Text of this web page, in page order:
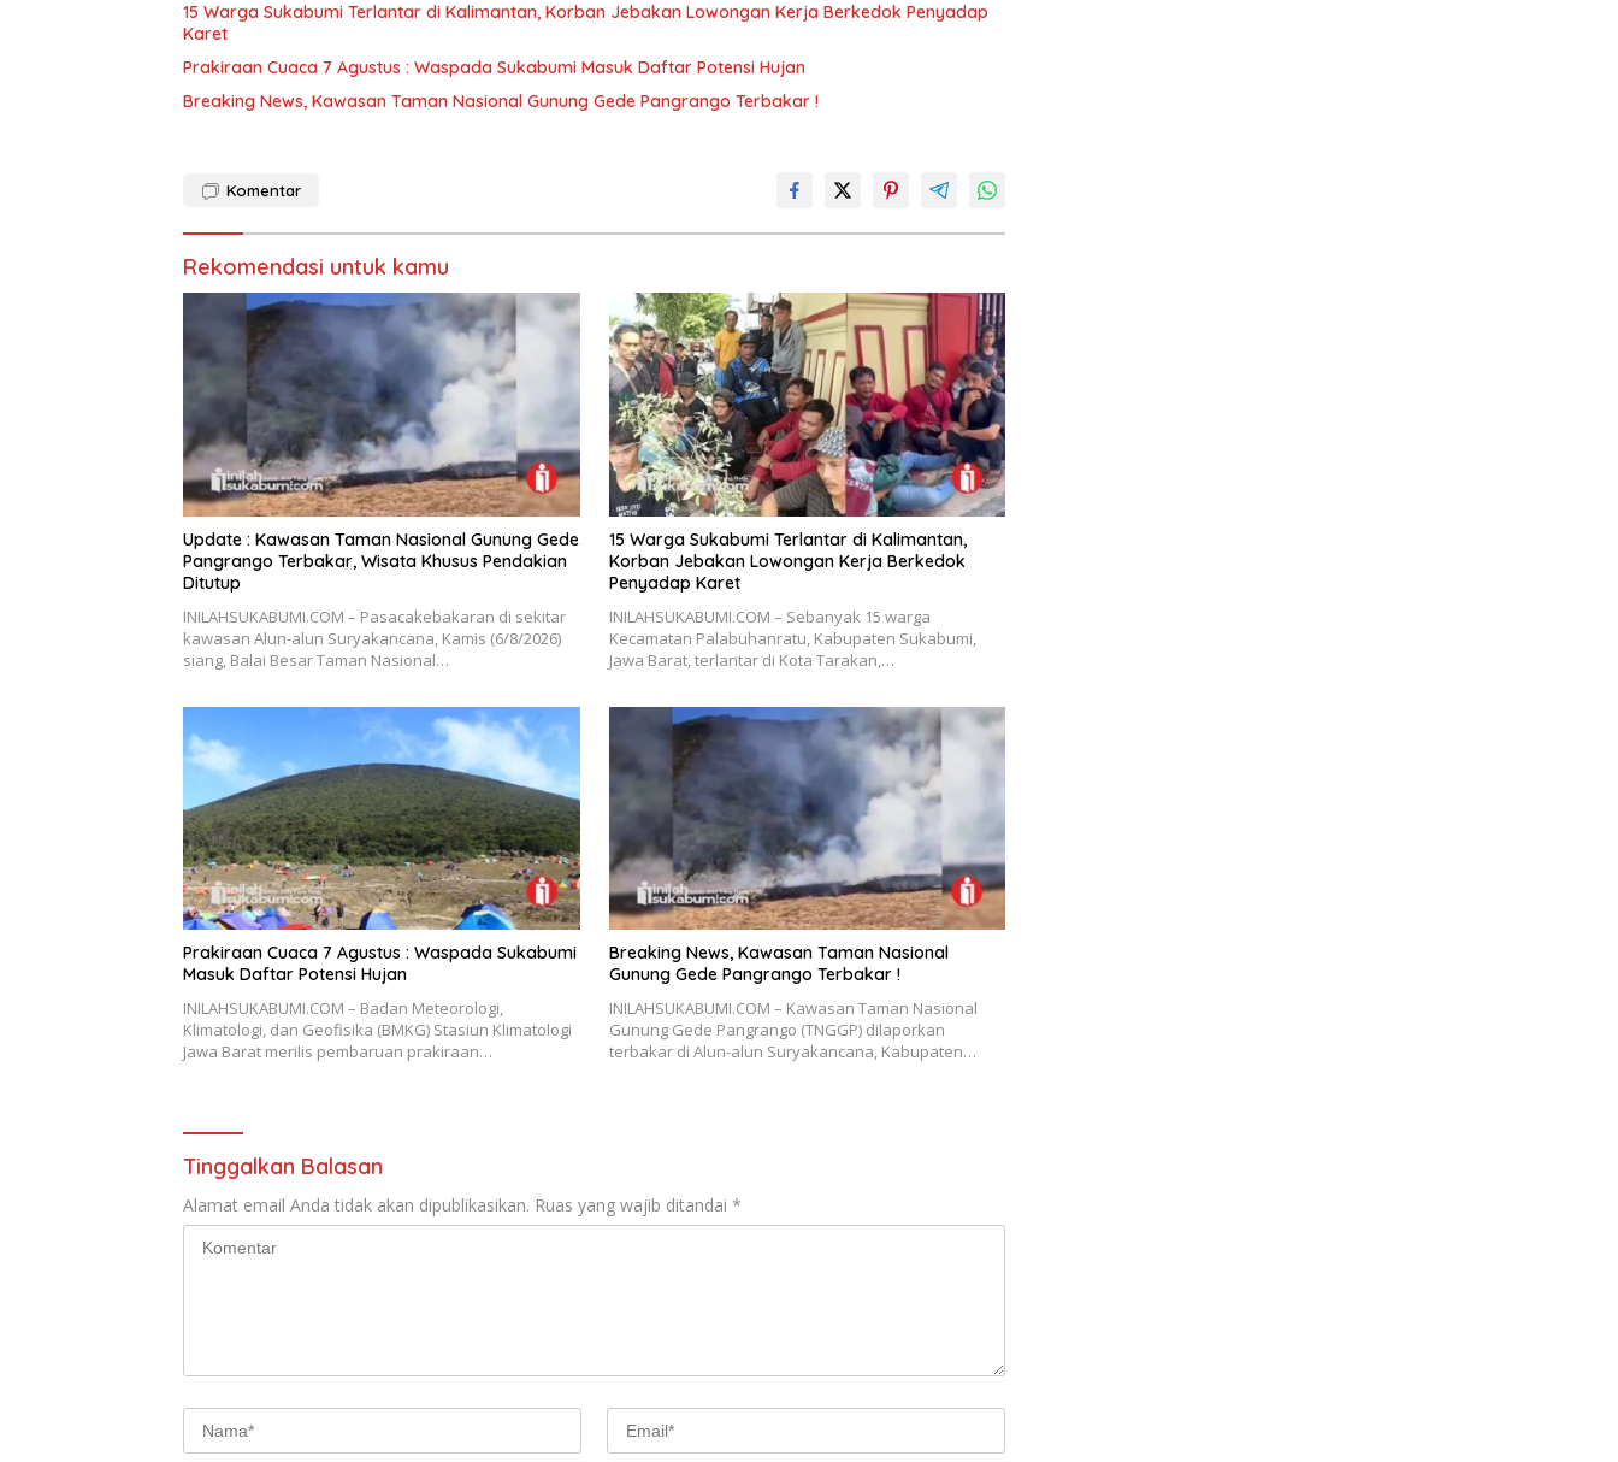
15 Warga Sukabumi Terlantar di Kalimantan, Korban Jebakan Lowongan Kerja Berkedok Penyadap
Karet
Prakiraan Cuaca 7 Agustus : Waspada Sukabumi Masuk Daftar Potensi Hujan
Breaking News, Kawasan Taman Nasional Gunung Gede Pangrango Terbakar !
Komentar
Rekomendasi untuk kamu
Update : Kawasan Taman Nasional Gunung Gede
Pangrango Terbakar, Wisata Khusus Pendakian
Ditutup
INILAHSUKABUMI.COM – Pasacakebakaran di sekitar
kawasan Alun-alun Suryakancana, Kamis (6/8/2026)
siang, Balai Besar Taman Nasional…
15 Warga Sukabumi Terlantar di Kalimantan,
Korban Jebakan Lowongan Kerja Berkedok
Penyadap Karet
INILAHSUKABUMI.COM – Sebanyak 15 warga
Kecamatan Palabuhanratu, Kabupaten Sukabumi,
Jawa Barat, terlantar di Kota Tarakan,…
Prakiraan Cuaca 7 Agustus : Waspada Sukabumi
Masuk Daftar Potensi Hujan
INILAHSUKABUMI.COM – Badan Meteorologi,
Klimatologi, dan Geofisika (BMKG) Stasiun Klimatologi
Jawa Barat merilis pembaruan prakiraan…
Breaking News, Kawasan Taman Nasional
Gunung Gede Pangrango Terbakar !
INILAHSUKABUMI.COM – Kawasan Taman Nasional
Gunung Gede Pangrango (TNGGP) dilaporkan
terbakar di Alun-alun Suryakancana, Kabupaten…
Tinggalkan Balasan
Alamat email Anda tidak akan dipublikasikan. Ruas yang wajib ditandai *